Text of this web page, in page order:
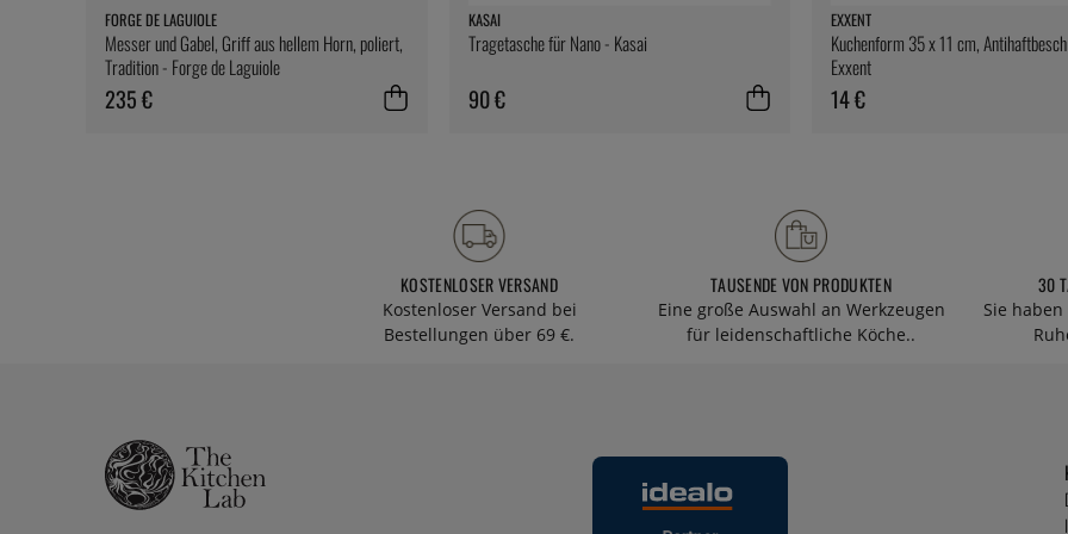
FORGE DE LAGUIOLE
Messer und Gabel, Griff aus hellem Horn, poliert,
Tradition - Forge de Laguiole
235 €
KASAI
Tragetasche für Nano - Kasai
90 €
EXXENT
Kuchenform 35 x 11 cm,
Exxent
14 €
KOSTENLOSER VERSAND
Kostenloser Versand bei
Bestellungen über 69 €.
TAUSENDE VON PRODUKTEN
Eine große Auswahl an Werkzeugen
für leidenschaftliche Köche..
30
Sie